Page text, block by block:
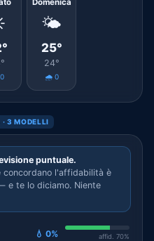
Domenica
🌤️
25°
24°
🌧️ 0
· 3 MODELLI
puntuale.
concordano l'affidabilità è
e te lo diciamo. Niente
💧 0% affid. 70%